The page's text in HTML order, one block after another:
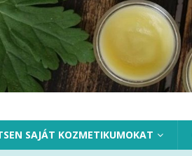
SAJÁT KOZMETIKUMOKAT